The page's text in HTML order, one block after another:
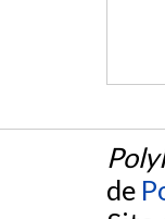
de